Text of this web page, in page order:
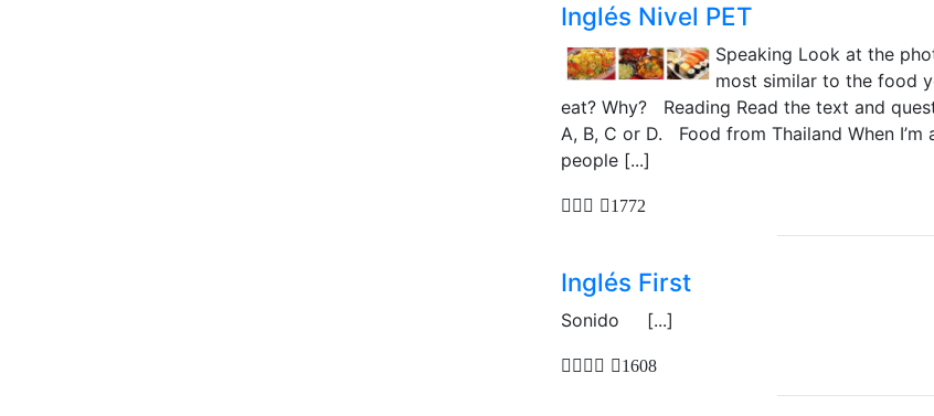
Inglés Nivel PET
Speaking Look at the
most similar to the food
eat? Why? Reading Read the text and
A, B, C or D. Food from Thailand When
people [...]
1772
Inglés First
Sonido [...]
1608